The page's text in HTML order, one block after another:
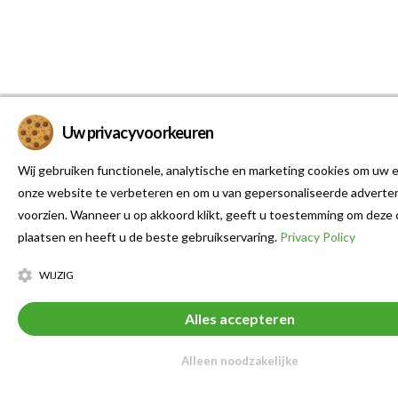
Uw privacyvoorkeuren
Wij gebruiken functionele, analytische en marketing cookies om uw
onze website te verbeteren en om u van gepersonaliseerde
voorzien. Wanneer u op akkoord klikt, geeft u toestemming om deze
plaatsen en heeft u de beste gebruikservaring. Privacy Policy
WIJZIG
Alles accepteren
Alleen noodzakelijke